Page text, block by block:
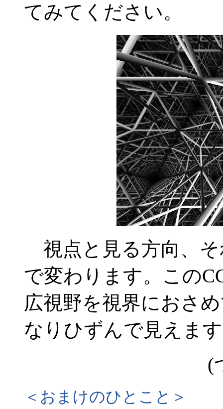
てみてください。
視点と見る方向、
で変わります。この
広視野を視界におさ
なりひずんで見えま
(
＜おまけのひとこと＞